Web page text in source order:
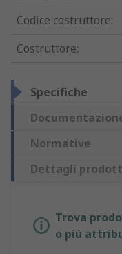
Codice costruttore:
Costruttore:
Specifiche
Normative
Dettagli
Trova
o più